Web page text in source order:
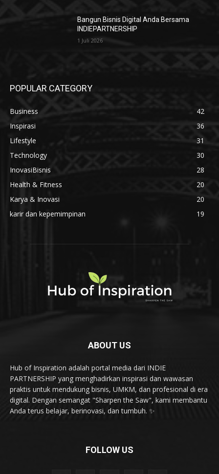
Bangun Bisnis Digital Anda Bersama
INDIEPARTNERSHIP
1 Juli 2026
POPULAR CATEGORY
Business
42
Inspirasi
36
Lifestyle
31
Technology
30
InovasiBisnis
28
Health & Fitness
20
Karya & Inovasi
20
karir dan kepemimpinan
19
ABOUT US
Hub of Inspiration adalah portal media dari INDIE
PARTNERSHIP yang menghadirkan inspirasi dan wawasan
praktis untuk mendukung bisnis, UMKM, dan profesional di era
digital. Dengan semangat "Sharpen the Saw", kami membantu
Anda terus belajar, berinovasi, dan tumbuh. ✨
FOLLOW US